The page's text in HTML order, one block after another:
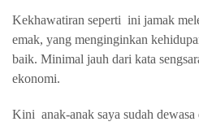
Kekhawatiran seperti ini jamak
emak, yang menginginkan
baik. Minimal jauh dari kata
ekonomi.
Kini anak-anak saya sudah